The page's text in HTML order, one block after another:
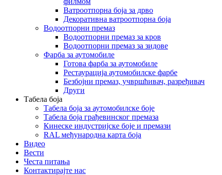
Ватроотпорна боја за дрво
Декоративна ватроотпорна боја
Водоотпорни премаз
Водоотпорни премаз за кров
Водоотпорни премаз за зидове
Фарба за аутомобиле
Готова фарба за аутомобиле
Рестаурација аутомобилске фарбе
Безбојни премаз, учвршћивач, разређивач
Други
Табела боја
Табела боја за аутомобилске боје
Табела боја грађевинског премаза
Кинеске индустријске боје и премази
RAL међународна карта боја
Видео
Вести
Честа питања
Контактирајте нас